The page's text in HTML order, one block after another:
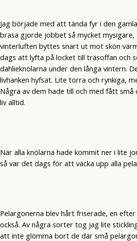
Jag började med att tända fyr i den
brasa gjorde jobbet så mycket mysigare,
vinterluften byttes snart ut mot skön
dags att lyfta på locket till träsoffan och
dahlieknölarna under den långa vintern.
livhanken hyfsat. Lite torra och rynkiga,
Några av dem hade till och med fått
liv alltid.
När alla knölarna hade kommit ner i lite
så var det dags för att väcka upp alla
Pelargonerna blev hårt friserade, en
också. Av några sorter tog jag lite
att inte glömma bort de där små